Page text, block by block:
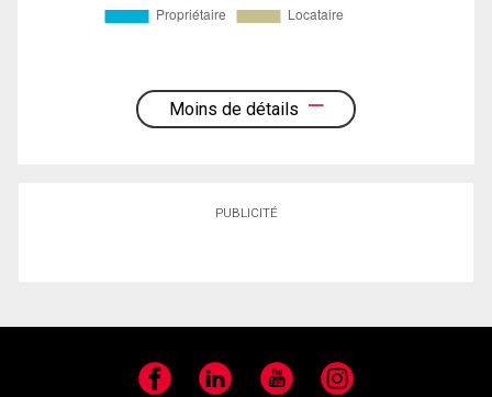
Moins de détails
PUBLICITÉ
Facebook LinkedIn YouTube Instagram